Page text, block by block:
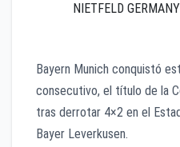
NIETFELD
Bayern Munich conquistó
consecutivo, el título de la
tras derrotar 4×2 en el
Bayer Leverkusen.